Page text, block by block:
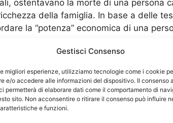
Gestisci Consenso
migliori esperienze, utilizziamo tecnologie come i cookie
e/o accedere alle informazioni del dispositivo. Il consenso
permetterà di elaborare dati come il comportamento di
sito. Non acconsentire o ritirare il consenso può influire
e funzioni.
ostentavano la morte di una persona
della famiglia. In base a delle
la “potenza” economica di una
ma dove le ritroviamo in alcune
si usa mangiare qualcosa durante
di sapere come mai le agenzie